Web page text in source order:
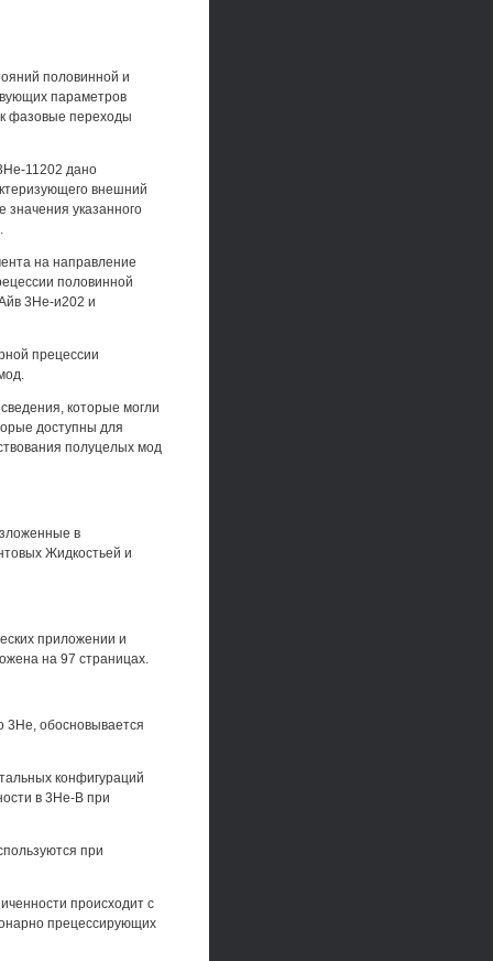
половинной и
параметров
фазовые переходы
11202 дано
внешний
значения указанного
на направление
половинной
3Не-и202 и
прецессии
которые могли
доступны для
полуцелых мод
в
Жидкостьей и
приложении и
на 97 страницах.
3Не, обосновывается
конфигураций
в 3Не-В при
при
происходит с
прецессирующих